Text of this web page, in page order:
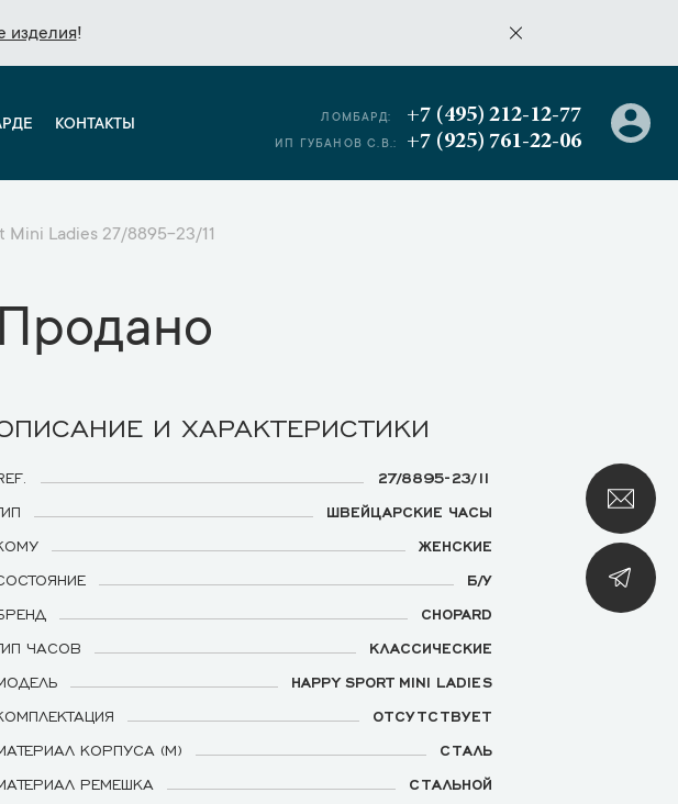
изделия!
изделия!
КОНТАКТЫ ЛОМБАРД: +7 (495) 212-12-77
ИП ГУБАНОВ С.В.: +7 (925) 761-22-06
Mini Ladies 27/8895-23/11
Продано
И ХАРАКТЕРИСТИКИ
27/8895-23/11
ШВЕЙЦАРСКИЕ ЧАСЫ
ЖЕНСКИЕ
Б/У
CHOPARD
ЧАСОВ
КЛАССИЧЕСКИЕ
HAPPY SPORT MINI LADIES
ОТСУТСТВУЕТ
КОРПУСА (М)
СТАЛЬ
РЕМЕШКА
СТАЛЬНОЙ